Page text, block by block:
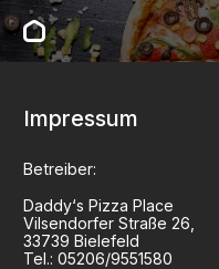
Impressum
Betreiber:
Daddy‘s Pizza Place
Vilsendorfer Straße 26
33739 Bielefeld
Tel.: 05206/9551580